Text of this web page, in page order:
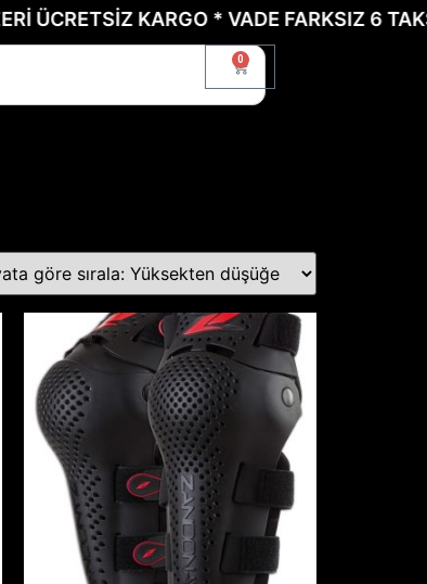
KARGO * VADE FARKSIZ 6 TAKSİT
0